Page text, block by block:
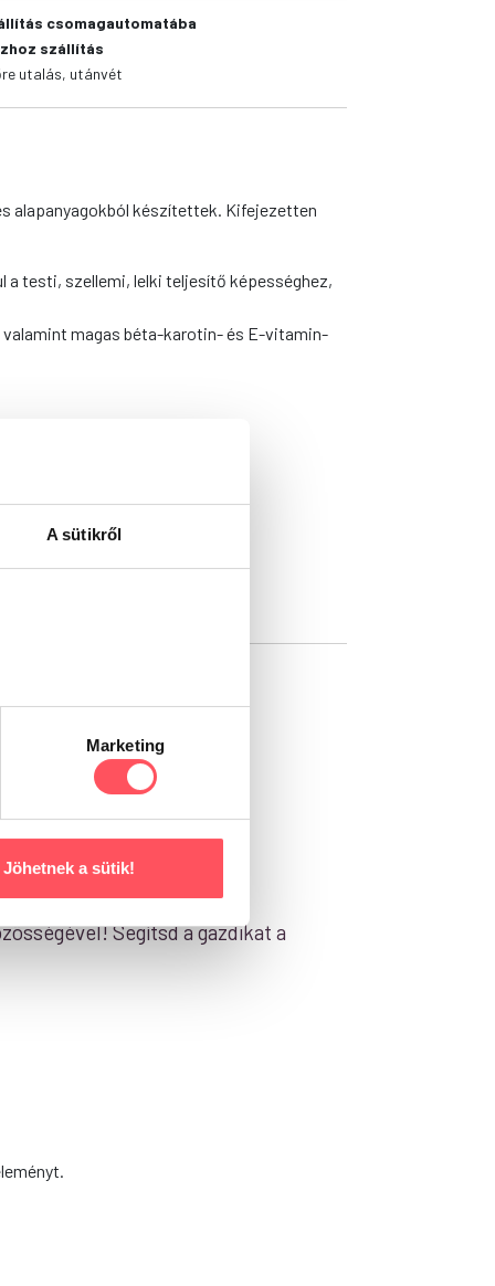
A sütikről
Marketing
Jöhetnek a sütik!
csomagautomatába
szállítás
utalás, utánvét
alapanyagokból készítettek. Kifejezetten
testi, szellemi, lelki teljesítő képességhez,
magas béta-karotin- és E-vitamin-
0,4 %
Segítsd a gazdikat a